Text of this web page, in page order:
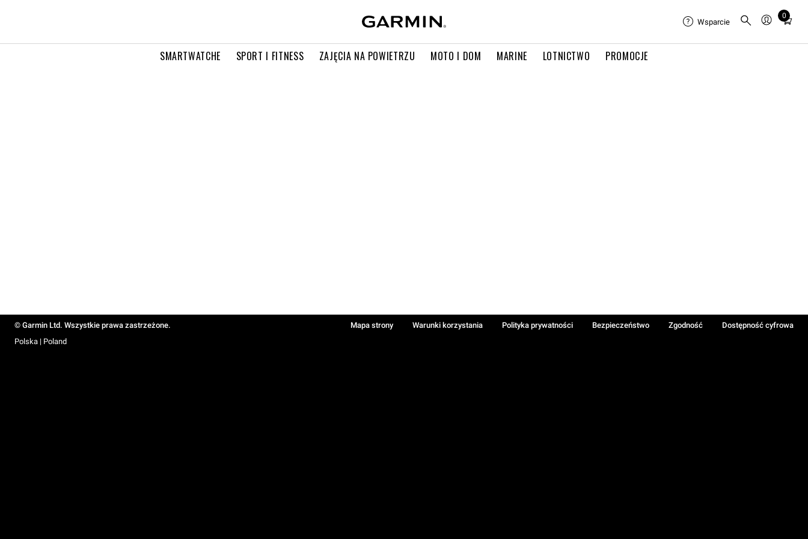
SMARTWATCHE SPORT I FITNESS ZAJĘCIA NA POWIETRZU MOTO I DOM MARINE LOTNICTWO PROMOCJE
Wsparcie
0
Total
in
© Garmin Ltd. Wszystkie prawa zastrzeżone. Mapa strony Warunki korzystania Polityka prywatności Bezpieczeństwo Zgodność
Dostępność cyfrowa
Polska | Poland